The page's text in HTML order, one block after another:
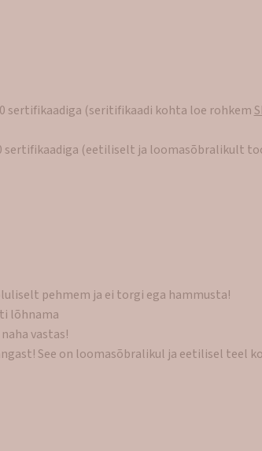
sertifikaadiga (seritifikaadi kohta loe rohkem
sertifikaadiga (eetiliselt ja loomasõbralikult
pehmem ja ei torgi ega hammusta!
lõhnama
vastas!
See on loomasõbralikul ja eetilisel teel